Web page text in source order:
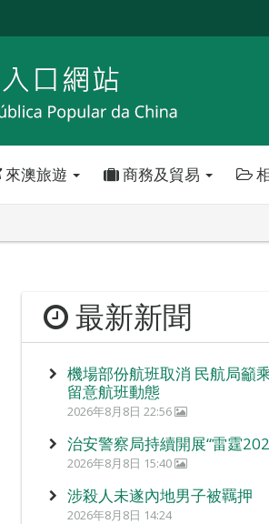
來澳旅遊 商務及貿易
最新新聞
機場部份航班取消 民航局籲
留意航班動態
2026年8月8日 22:56
治安警察局持續開展“雷霆
2026年8月8日 15:40
涉殺人未遂內地男子被羈押
2026年8月8日 14:24